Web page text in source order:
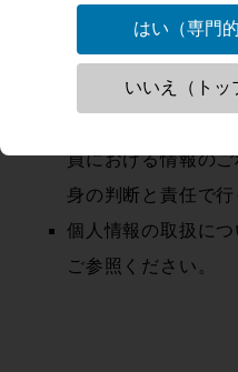
責任を負わないもの
NEXUS会員に記載
を期しております
員における情報の
身の判断と責任で
個人情報の取扱に
ご参照ください。
はい（専門
いいえ（トッ